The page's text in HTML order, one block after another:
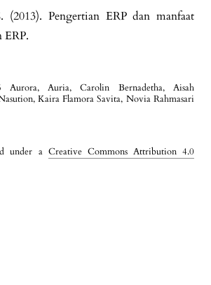
Auria, Carolin Bernadetha, Aisah
Kaira Flamora Savita, Novia Rahmasari
under a Creative Commons Attribution 4.0
(2013). Pengertian ERP dan manfaat
ERP.